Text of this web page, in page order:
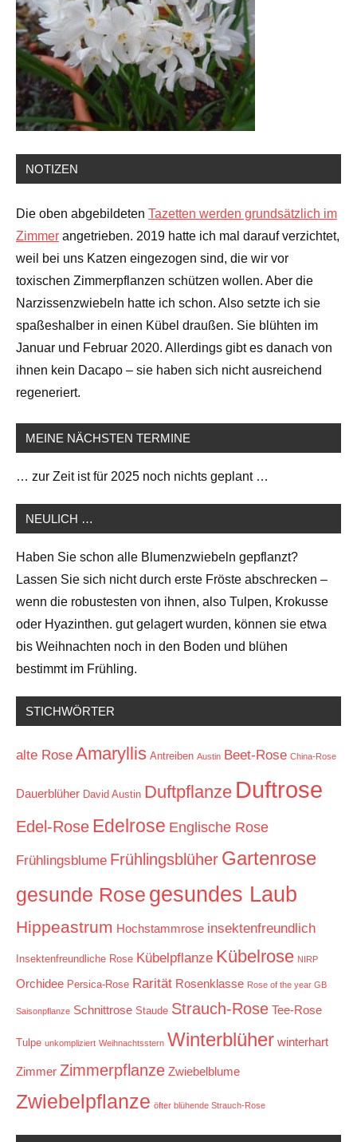
NOTIZEN
Die oben abgebildeten Tazetten werden grundsätzlich im
Zimmer angetrieben. 2019 hatte ich mal darauf verzichtet,
weil bei uns Katzen eingezogen sind, die wir vor
toxischen Zimmerpflanzen schützen wollen. Aber die
Narzissenzwiebeln hatte ich schon. Also setzte ich sie
spaßeshalber in einen Kübel draußen. Sie blühten im
Januar und Februar 2020. Allerdings gibt es danach von
ihnen kein Dacapo – sie haben sich nicht ausreichend
regeneriert.
MEINE NÄCHSTEN TERMINE
… zur Zeit ist für 2025 noch nichts geplant …
NEULICH …
Haben Sie schon alle Blumenzwiebeln gepflanzt?
Lassen Sie sich nicht durch erste Fröste abschrecken –
wenn die robustesten von ihnen, also Tulpen, Krokusse
oder Hyazinthen. gut gelagert wurden, können sie etwa
bis Weihnachten noch in den Boden und blühen
bestimmt im Frühling.
STICHWÖRTER
alte Rose Amaryllis Antreiben Austin Beet-Rose China-Rose
Dauerblüher David Austin Duftpflanze Duftrose
Edel-Rose Edelrose Englische Rose
Frühlingsblume Frühlingsblüher Gartenrose
gesunde Rose gesundes Laub
Hippeastrum Hochstammrose insektenfreundlich
Insektenfreundliche Rose Kübelpflanze Kübelrose NIRP
Orchidee Persica-Rose Rarität Rosenklasse Rose of the year GB
Saisonpflanze Schnittrose Staude Strauch-Rose Tee-Rose
Tulpe unkompliziert Weihnachtsstern Winterblüher winterhart
Zimmer Zimmerpflanze Zwiebelblume
Zwiebelpflanze öfter blühende Strauch-Rose